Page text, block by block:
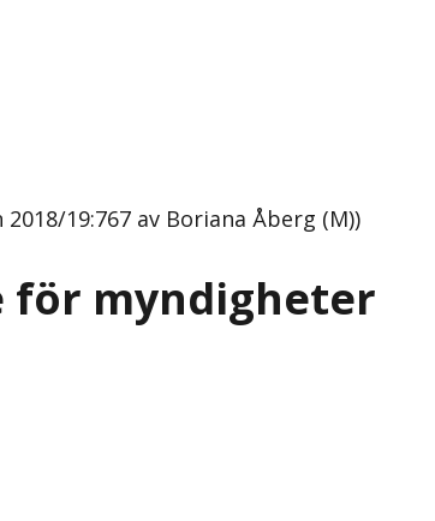
19:767 av Boriana Åberg (M))
för myndigheter